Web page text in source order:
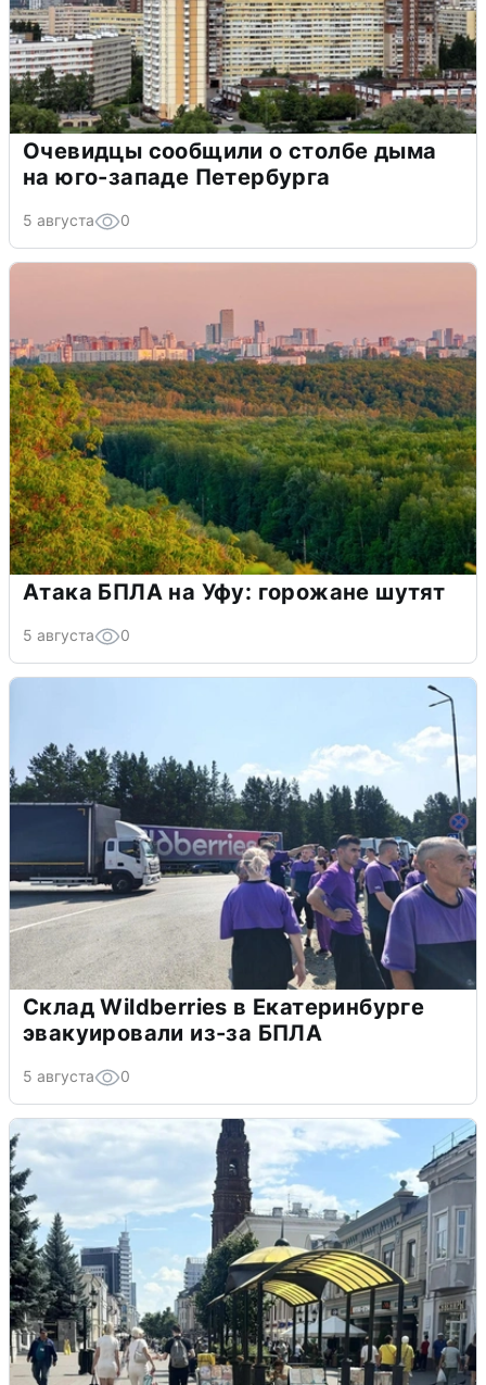
Очевидцы сообщили о столбе дыма
на юго-западе Петербурга
5 августа 0
Атака БПЛА на Уфу: горожане шутят
5 августа 0
Склад Wildberries в Екатеринбурге
эвакуировали из-за БПЛА
5 августа 0